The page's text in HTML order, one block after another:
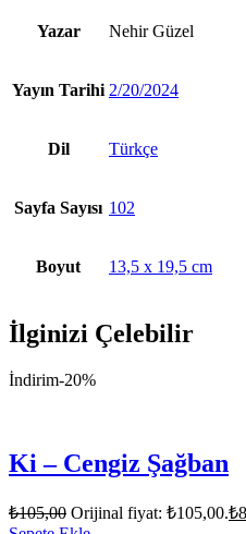
Yazar Nehir Güzel
Yayın Tarihi 2/20/2024
Dil Türkçe
Sayfa Sayısı 102
Boyut 13,5 x 19,5 cm
İlginizi Çelebilir
İndirim-20%
Ki – Cengiz Şağban
₺105,00 Orijinal fiyat: ₺105,00.₺